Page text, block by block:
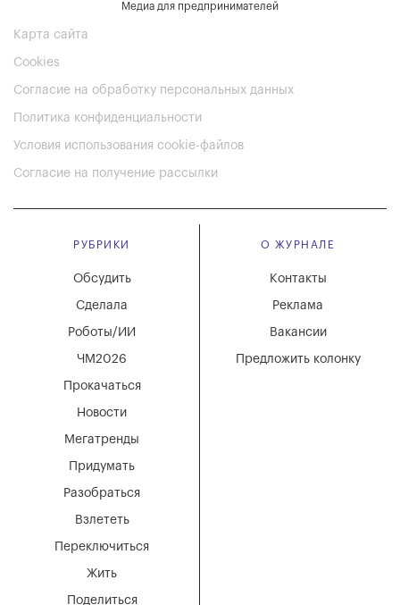
Медиа для предпринимателей
Карта сайта
Cookies
Согласие на обработку персональных данных
Политика конфиденциальности
Условия использования cookie-файлов
Согласие на получение рассылки
РУБРИКИ
Мегатренды
Придумать
Разобраться
Взлететь
Новости
Переключиться
Жить
Поделиться
Обсудить
Сделала
Роботы/ИИ
ЧМ2026
Прокачаться
О ЖУРНАЛЕ
Вакансии
Реклама
Контакты
Предложить колонку